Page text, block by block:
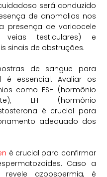
será conduzido
de anomalias nos
presença de varicocele
veias testiculares) e
sinais de obstruções.
de sangue para
é essencial. Avaliar os
como FSH (hormônio
LH (hormônio
é crucial para
adequado dos
é crucial para confirmar
Caso a
revele azoospermia, é